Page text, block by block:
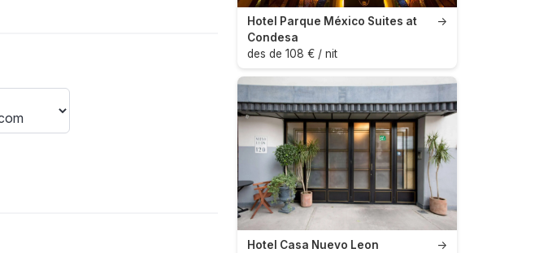
→
Hotel Parque México Suites at
Condesa
des de 108 € / nit
→
Hotel Casa Nuevo Leon